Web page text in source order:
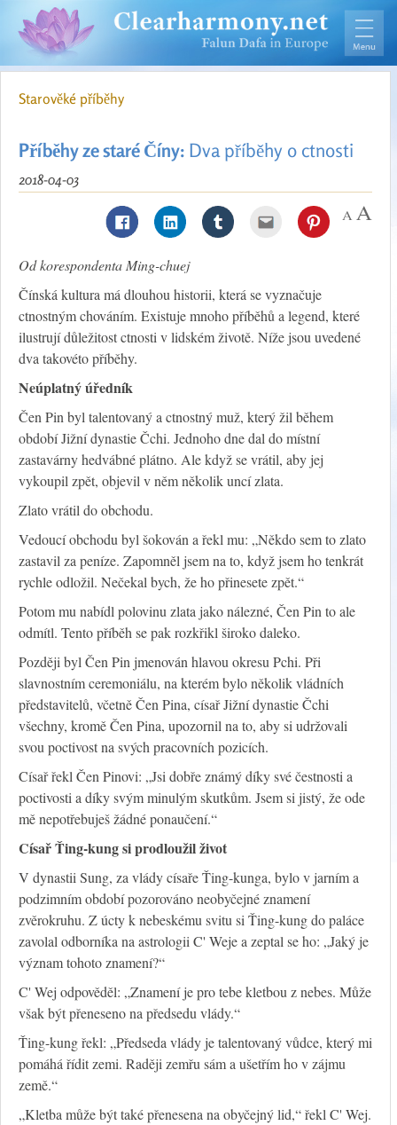
Starověké příběhy
Příběhy ze staré Číny: Dva příběhy o ctnosti
2018-04-03
Od korespondenta Ming-chuej
Čínská kultura má dlouhou historii, která se vyznačuje
ctnostným chováním. Existuje mnoho příběhů a legend, které
ilustrují důležitost ctnosti v lidském životě. Níže jsou uvedené
dva takovéto příběhy.
Neúplatný úředník
Čen Pin byl talentovaný a ctnostný muž, který žil během
období Jižní dynastie Čchi. Jednoho dne dal do místní
zastavárny hedvábné plátno. Ale když se vrátil, aby jej
vykoupil zpět, objevil v něm několik uncí zlata.
Zlato vrátil do obchodu.
Vedoucí obchodu byl šokován a řekl mu: „Někdo sem to zlato
zastavil za peníze. Zapomněl jsem na to, když jsem ho tenkrát
rychle odložil. Nečekal bych, že ho přinesete zpět.“
Potom mu nabídl polovinu zlata jako nálezné, Čen Pin to ale
odmítl. Tento příběh se pak rozkřikl široko daleko.
Později byl Čen Pin jmenován hlavou okresu Pchi. Při
slavnostním ceremoniálu, na kterém bylo několik vládních
představitelů, včetně Čen Pina, císař Jižní dynastie Čchi
všechny, kromě Čen Pina, upozornil na to, aby si udržovali
svou poctivost na svých pracovních pozicích.
Císař řekl Čen Pinovi: „Jsi dobře známý díky své čestnosti a
poctivosti a díky svým minulým skutkům. Jsem si jistý, že ode
mě nepotřebuješ žádné ponaučení.“
Císař Ťing-kung si prodloužil život
V dynastii Sung, za vlády císaře Ťing-kunga, bylo v jarním a
podzimním období pozorováno neobyčejné znamení
zvěrokruhu. Z úcty k nebeskému svitu si Ťing-kung do paláce
zavolal odborníka na astrologii C' Weje a zeptal se ho: „Jaký je
význam tohoto znamení?“
C' Wej odpověděl: „Znamení je pro tebe kletbou z nebes. Může
však být přeneseno na předsedu vlády.“
Ťing-kung řekl: „Předseda vlády je talentovaný vůdce, který mi
pomáhá řídit zemi. Raději zemřu sám a ušetřím ho v zájmu
země.“
„Kletba může být také přenesena na obyčejný lid,“ řekl C' Wej.